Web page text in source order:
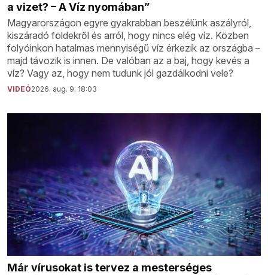
a vizet? – A Víz nyomában”
Magyarországon egyre gyakrabban beszélünk aszályról,
kiszáradó földekről és arról, hogy nincs elég víz. Közben
folyóinkon hatalmas mennyiségű víz érkezik az országba –
majd távozik is innen. De valóban az a baj, hogy kevés a
víz? Vagy az, hogy nem tudunk jól gazdálkodni vele?
VIDEÓ2026. aug. 9. 18:03
Már vírusokat is tervez a mesterséges